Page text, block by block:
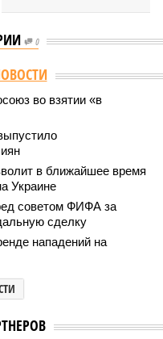
0
во взятии «в
в ближайшее время
Украине
советом ФИФА за
сделку
нападений на